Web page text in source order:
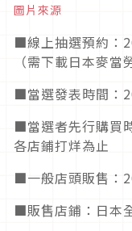
圖片來源
■線上抽選預約：
（需下載日本麥當
■當選發表時間：
■當選者先行購買
各店鋪打烊為止
■一般店頭販售：
■販售店鋪：日本